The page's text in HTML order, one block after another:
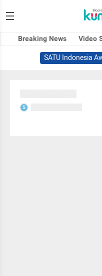
Breaking News Video
SATU Indonesia
S